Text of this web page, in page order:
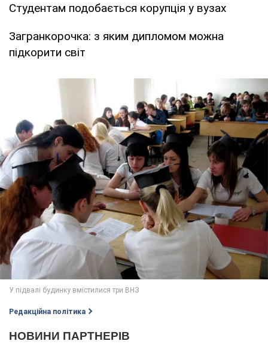
Студентам подобається корупція у вузах
Загранкорочка: з яким дипломом можна
підкорити світ
Редакційна політика